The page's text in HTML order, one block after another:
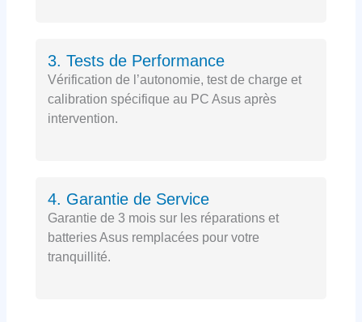
3. Tests de Performance
Vérification de l’autonomie, test de charge et
calibration spécifique au PC Asus après
intervention.
4. Garantie de Service
Garantie de 3 mois sur les réparations et
batteries Asus remplacées pour votre
tranquillité.